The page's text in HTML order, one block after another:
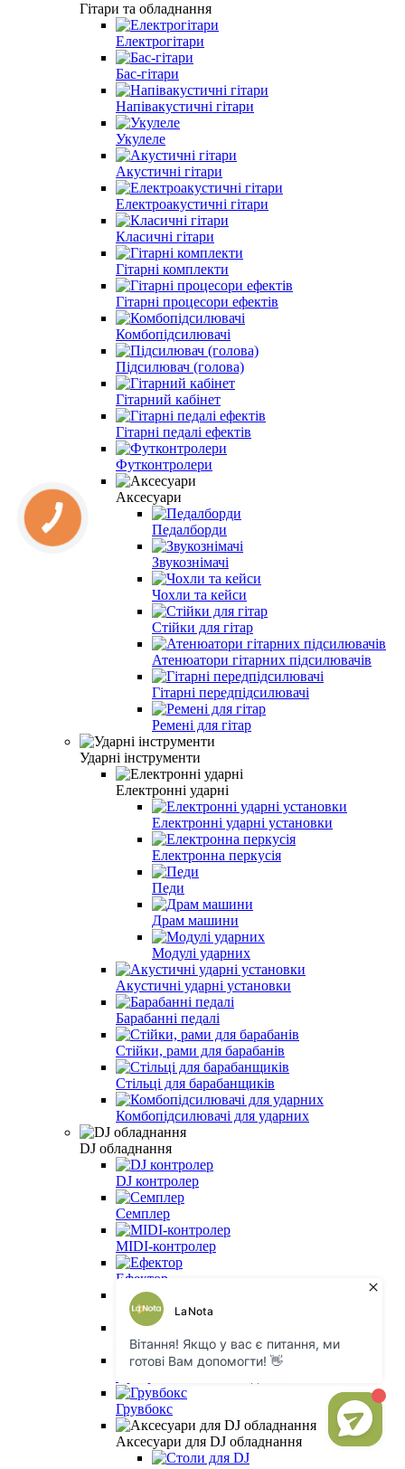
Гітари та обладнання
Електрогітари
Бас-гітари
Напівакустичні гітари
Укулеле
Акустичні гітари
Електроакустичні гітари
Класичні гітари
Гітарні комплекти
Гітарні процесори ефектів
Комбопідсилювачі
Підсилювач (голова)
Гітарний кабінет
Гітарні педалі ефектів
Футконтролери
Аксесуари
Педалборди
Звукознімачі
Чохли та кейси
Стійки для гітар
Атенюатори гітарних підсилювачів
Гітарні передпідсилювачі
Ремені для гітар
Ударні інструменти
Електронні ударні
Електронні ударні установки
Електронна перкусія
Педи
Драм машини
Модулі ударних
Акустичні ударні установки
Барабанні педалі
Стійки, рами для барабанів
Стільці для барабанщиків
Комбопідсилювачі для ударних
DJ обладнання
DJ контролер
Семплер
MIDI-контролер
Ефектор
CD програвачі
DJ мікшерні пульти
Програвачі вінілових дисків
Грувбокс
Аксесуари для DJ обладнання